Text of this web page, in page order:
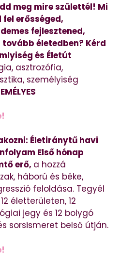
meg mire születtél! Mi
fel erősséged,
fejlesztened,
életedben? Kérd
és Életút
asztrozófia,
személyiség
Életiránytű havi
Első hónap
erő, a hozzá
háború és béke,
feloldása. Tegyél
életterületen, 12
jegy és 12 bolygó
sorsismeret belső útján.